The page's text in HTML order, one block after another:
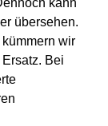
kann
übersehen.
wir
Bei